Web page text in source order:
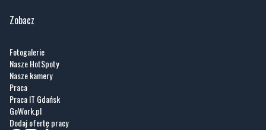
Zobacz
Fotogalerie
Nasze HotSpoty
Nasze kamery
Praca
Praca IT Gdańsk
GoWork.pl
Dodaj ofertę pracy